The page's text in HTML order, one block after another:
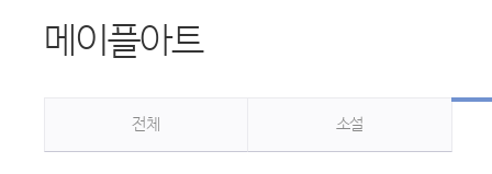
메이플아트
전체 소설